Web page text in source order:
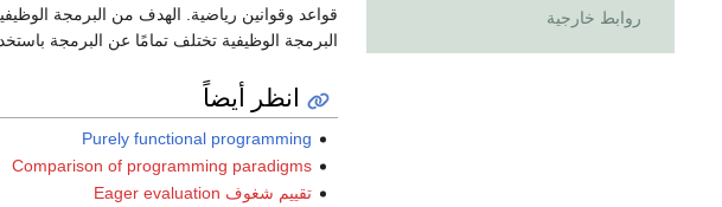
روابط خارجية
قواعد وقوانين رياضية. الهدف من البرمجة
البرمجة الوظيفية تختلف تمامًا عن البرمجة
انظر أيضاً
Purely functional programming
Comparison of programming paradigms
تقييم شغوف Eager evaluation